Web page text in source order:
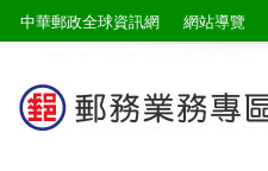
中華郵政全球資訊網 網站導覽